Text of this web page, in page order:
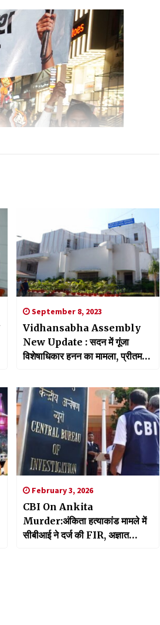
September 8, 2023
Vidhansabha Assembly
New Update : सदन में गूंजा
विशेषाधिकार हनन का मामला, प्रीतम
February 3, 2026
CBI On Ankita
Murder:अंकिता हत्याकांड मामले में
सीबीआई ने दर्ज की FIR, अज्ञात